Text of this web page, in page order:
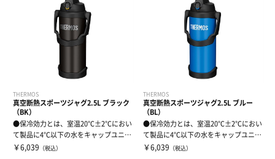
THERMOS
真空断熱スポーツジャグ2.5L ブラック
（BK）
●保冷効力とは、室温20℃±2℃におい
て製品に4℃以下の水をキャップユニッ
ト下端...
￥6,039 （税込）
THERMOS
真空断熱スポーツジャグ2.5L ブルー
（BL）
●保冷効力とは、室温20℃±2℃におい
て製品に4℃以下の水をキャップユニッ
ト下端...
￥6,039 （税込）